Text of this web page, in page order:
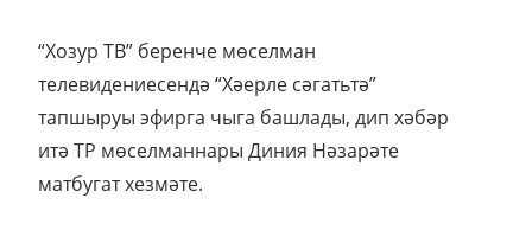
“Хозур ТВ” беренче мөселман
телевидениесендә “Хәерле сәгатьтә”
тапшыруы эфирга чыга башлады, дип хәбәр
итә ТР мөселманнары Диния Нәзарәте
матбугат хезмәте.